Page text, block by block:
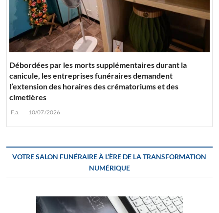
Débordées par les morts supplémentaires durant la
canicule, les entreprises funéraires demandent
l’extension des horaires des crématoriums et des
cimetières
F.a. 10/07/2026
VOTRE SALON FUNÉRAIRE À L’ÈRE DE LA TRANSFORMATION
NUMÉRIQUE